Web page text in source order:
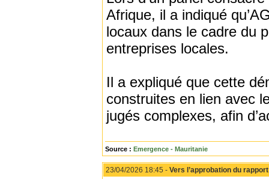
Afrique, il a indiqué
locaux dans le cadre du
entreprises locales.
Il a expliqué que cette
construites en lien avec
jugés complexes, afin
Source : Emergence - Mauritanie
23/04/2026 18:45 - Vers l’approbation du